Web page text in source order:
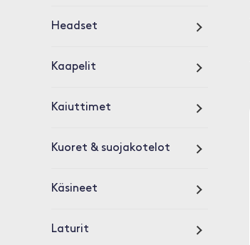
Headset
Kaapelit
Kaiuttimet
Kuoret & suojakotelot
Käsineet
Laturit